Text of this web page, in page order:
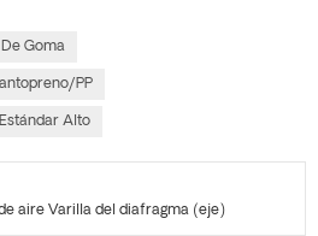
Goma
PP
Alto
aire Varilla del diafragma (eje)